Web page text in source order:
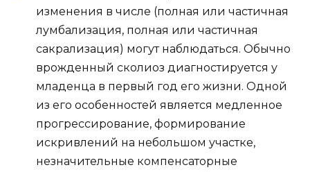
изменения в числе (полная или частичная
лумбализация, полная или частичная
сакрализация) могут наблюдаться. Обычно
врожденный сколиоз диагностируется у
младенца в первый год его жизни. Одной
из его особенностей является медленное
прогрессирование, формирование
искривлений на небольшом участке,
незначительные компенсаторные